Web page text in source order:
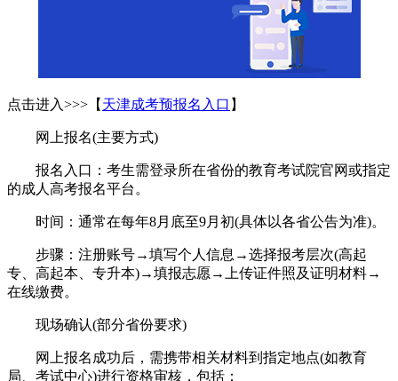
点击进入>>>【 天津成考预报名入口 】
网上报名(主要方式)
报名入口：考生需登录所在省份的教育考试院官网或指定
的成人高考报名平台。
时间：通常在每年8月底至9月初(具体以各省公告为准)。
步骤：注册账号→填写个人信息→选择报考层次(高起
专、高起本、专升本)→填报志愿→上传证件照及证明材料→
在线缴费。
现场确认(部分省份要求)
网上报名成功后，需携带相关材料到指定地点(如教育
局、考试中心)进行资格审核，包括：